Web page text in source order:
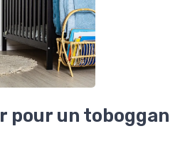
pour un toboggan